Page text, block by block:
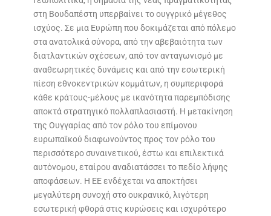
στη Βουδαπέστη υπερβαίνει το ουγγρικό μέγεθος
ισχύος. Σε μια Ευρώπη που δοκιμάζεται από πόλεμο
στα ανατολικά σύνορα, από την αβεβαιότητα των
διατλαντικών σχέσεων, από τον ανταγωνισμό με
αναθεωρητικές δυνάμεις και από την εσωτερική
πίεση εθνοκεντρικών κομμάτων, η συμπεριφορά
κάθε κράτους-μέλους με ικανότητα παρεμπόδισης
αποκτά στρατηγικό πολλαπλασιαστή. Η μετακίνηση
της Ουγγαρίας από τον ρόλο του επίμονου
ευρωπαϊκού διαφωνούντος προς τον ρόλο του
περισσότερο συναινετικού, έστω και επιλεκτικά
αυτόνομου, εταίρου αναδιατάσσει το πεδίο λήψης
αποφάσεων. Η ΕΕ ενδέχεται να αποκτήσει
μεγαλύτερη συνοχή στο ουκρανικό, λιγότερη
εσωτερική φθορά στις κυρώσεις και ισχυρότερο